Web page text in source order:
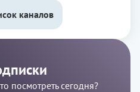
каналов
посмотреть сегодня?